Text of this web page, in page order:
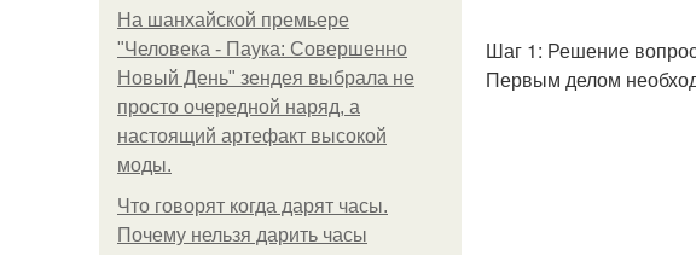
На шанхайской премьере
"Человека - Паука: Совершенно
Новый День" зендея выбрала не
просто очередной наряд, а
настоящий артефакт высокой
моды.
Что говорят когда дарят часы.
Почему нельзя дарить часы
Шаг 1: Решение
Первым делом